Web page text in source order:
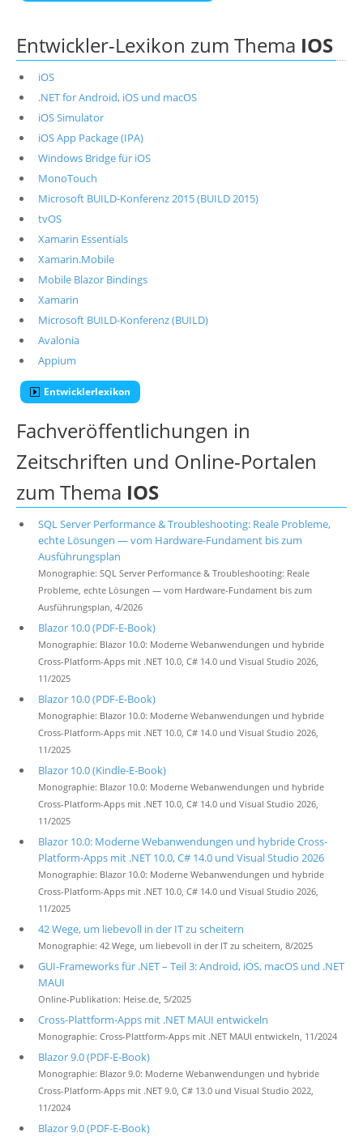
Entwickler-Lexikon zum Thema IOS
iOS
.NET for Android, iOS und macOS
iOS Simulator
iOS App Package (IPA)
Windows Bridge für iOS
MonoTouch
Microsoft BUILD-Konferenz 2015 (BUILD 2015)
tvOS
Xamarin Essentials
Xamarin.Mobile
Mobile Blazor Bindings
Xamarin
Microsoft BUILD-Konferenz (BUILD)
Avalonia
Appium
Entwicklerlexikon
Fachveröffentlichungen in
Zeitschriften und Online-Portalen
zum Thema IOS
SQL Server Performance & Troubleshooting: Reale Probleme,
echte Lösungen — vom Hardware-Fundament bis zum
Ausführungsplan
Monographie: SQL Server Performance & Troubleshooting: Reale
Probleme, echte Lösungen — vom Hardware-Fundament bis zum
Ausführungsplan, 4/2026
Blazor 10.0 (PDF-E-Book)
Monographie: Blazor 10.0: Moderne Webanwendungen und hybride
Cross-Platform-Apps mit .NET 10.0, C# 14.0 und Visual Studio 2026,
11/2025
Blazor 10.0 (PDF-E-Book)
Monographie: Blazor 10.0: Moderne Webanwendungen und hybride
Cross-Platform-Apps mit .NET 10.0, C# 14.0 und Visual Studio 2026,
11/2025
Blazor 10.0 (Kindle-E-Book)
Monographie: Blazor 10.0: Moderne Webanwendungen und hybride
Cross-Platform-Apps mit .NET 10.0, C# 14.0 und Visual Studio 2026,
11/2025
Blazor 10.0: Moderne Webanwendungen und hybride Cross-
Platform-Apps mit .NET 10.0, C# 14.0 und Visual Studio 2026
Monographie: Blazor 10.0: Moderne Webanwendungen und hybride
Cross-Platform-Apps mit .NET 10.0, C# 14.0 und Visual Studio 2026,
11/2025
42 Wege, um liebevoll in der IT zu scheitern
Monographie: 42 Wege, um liebevoll in der IT zu scheitern, 8/2025
GUI-Frameworks für .NET – Teil 3: Android, iOS, macOS und .NET
MAUI
Online-Publikation: Heise.de, 5/2025
Cross-Plattform-Apps mit .NET MAUI entwickeln
Monographie: Cross-Plattform-Apps mit .NET MAUI entwickeln, 11/2024
Blazor 9.0 (PDF-E-Book)
Monographie: Blazor 9.0: Moderne Webanwendungen und hybride
Cross-Platform-Apps mit .NET 9.0, C# 13.0 und Visual Studio 2022,
11/2024
Blazor 9.0 (PDF-E-Book)